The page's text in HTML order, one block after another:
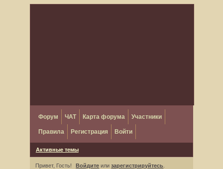
Форум ЧАТ Карта форума Участники
Правила Регистрация Войти
Активные темы
Привет, Гость! Войдите илизарегистрируйтесь